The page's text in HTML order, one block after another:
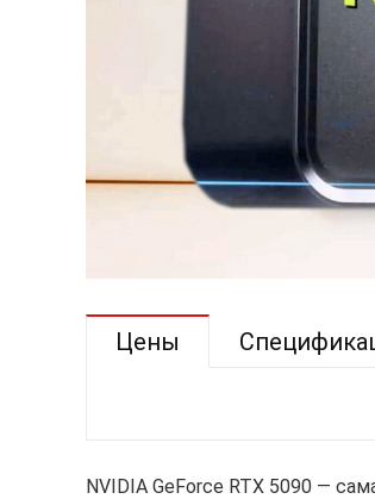
Цены
NVIDIA GeForce RTX 5090 —